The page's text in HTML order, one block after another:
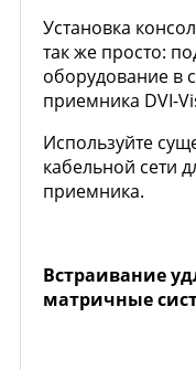
Установка
так же просто:
оборудование в
приемника DVI-
Используйте
кабельной сети
приемника.
Встраивание
матричные